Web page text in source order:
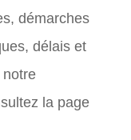
démarches
délais et
la page